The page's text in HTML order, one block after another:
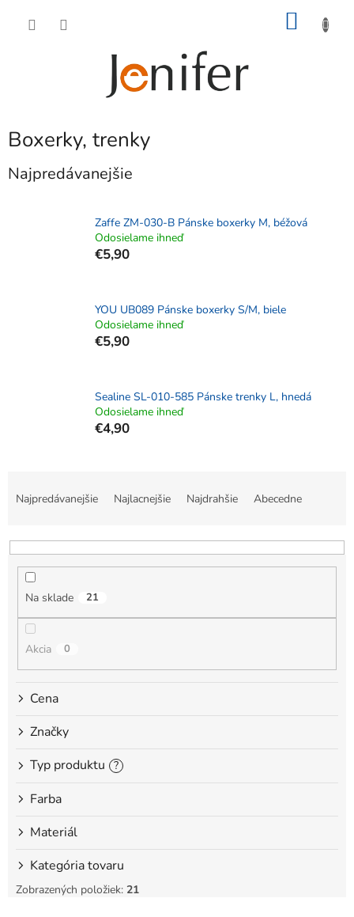
Boxerky, trenky
Najpredávanejšie
Zaffe ZM-030-B Pánske boxerky M, béžová
Odosielame ihneď
€5,90
YOU UB089 Pánske boxerky S/M, biele
Odosielame ihneď
€5,90
Sealine SL-010-585 Pánske trenky L, hnedá
Odosielame ihneď
€4,90
n
Najpredávanejšie Najlacnejšie Najdrahšie Abecedne
Na sklade 21
Akcia 0
Cena
Značky
Typ produktu
?
Farba
Materiál
Kategória tovaru
Zobrazených položiek: 21